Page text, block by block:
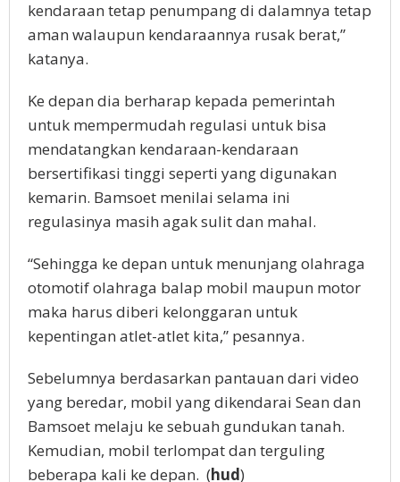
kendaraan tetap penumpang di dalamnya tetap
aman walaupun kendaraannya rusak berat,”
katanya.
Ke depan dia berharap kepada pemerintah
untuk mempermudah regulasi untuk bisa
mendatangkan kendaraan-kendaraan
bersertifikasi tinggi seperti yang digunakan
kemarin. Bamsoet menilai selama ini
regulasinya masih agak sulit dan mahal.
“Sehingga ke depan untuk menunjang olahraga
otomotif olahraga balap mobil maupun motor
maka harus diberi kelonggaran untuk
kepentingan atlet-atlet kita,” pesannya.
Sebelumnya berdasarkan pantauan dari video
yang beredar, mobil yang dikendarai Sean dan
Bamsoet melaju ke sebuah gundukan tanah.
Kemudian, mobil terlompat dan terguling
beberapa kali ke depan. (hud)